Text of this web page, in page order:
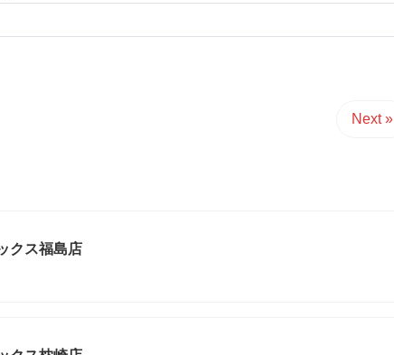
Next »
クス福島店